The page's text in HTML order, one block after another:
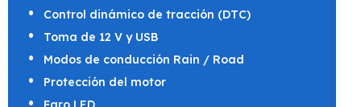
Control dinámico de tracción (DTC)
Toma de 12 V y USB
Modos de conducción Rain / Road
Protección del motor